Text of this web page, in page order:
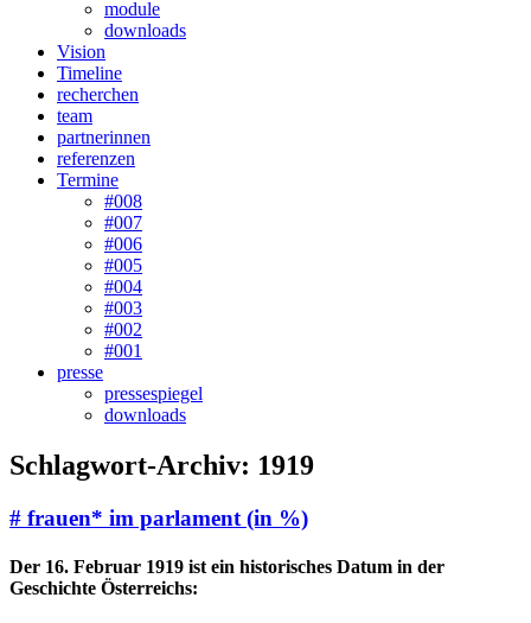
module
downloads
Vision
Timeline
recherchen
team
partnerinnen
referenzen
Termine
#008
#007
#006
#005
#004
#003
#002
#001
presse
pressespiegel
downloads
Schlagwort-Archiv: 1919
# frauen* im parlament (in %)
Der 16. Februar 1919 ist ein historisches Datum in der
Geschichte Österreichs: